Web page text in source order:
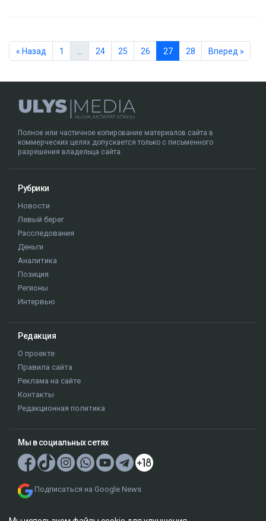
« Назад 1 24 25 26 27 28 Вперед »
Полное или частичное копирование материалов сайта в
коммерческих целях допускается только с письменного
разрешения владельца сайта.
Рубрики
Новости
Левый берег
Расследования
Деньги
Аналитика
Позиция
Регионы
Интервью
Редакция
О проекте
Правила сайта
Реклама на сайте
Контакты
Редакционная политика
Мы в социальных сетях
Подписаться на Google News